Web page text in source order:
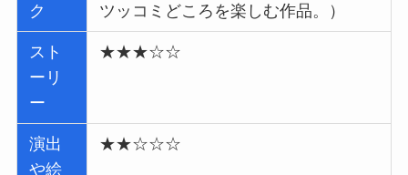
ク
ツッコミどころを楽しむ作品。）
スト
ーリ
ー
★★★☆☆
演出
や絵
★★☆☆☆